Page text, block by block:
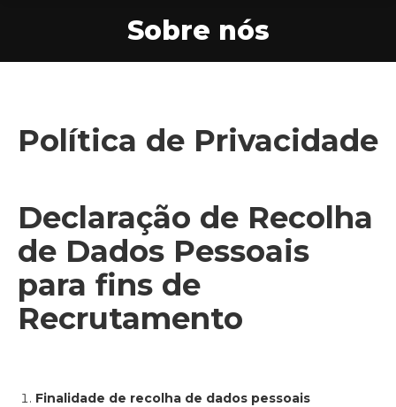
Sobre nós
You are here:
Política de Privacidade
Declaração de Recolha
de Dados Pessoais
para fins de
Recrutamento
Finalidade de recolha de dados pessoais